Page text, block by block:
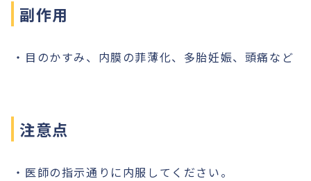
副作用
目のかすみ、内膜の菲薄化、多胎妊娠、頭痛など
注意点
医師の指示通りに内服してください。